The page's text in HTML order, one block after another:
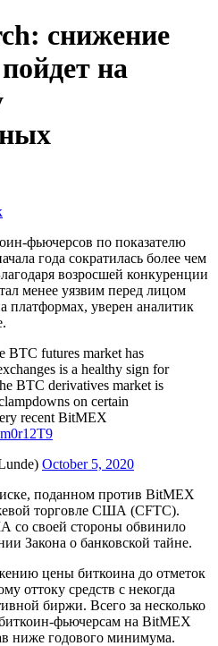
снижение
на
фьючерсов по показателю
года сократилась более чем
возросшей конкуренции
менее уязвим перед лицом
платформах, уверен аналитик
BTC futures market has
is a healthy sign for
BTC derivatives market is
on certain
recent BitMEX
October 5, 2020
поданном против BitMEX
торговле США (CFTC).
своей стороны обвинило
Закона о банковской тайне.
цены биткоина до отметок
оттоку средств с некогда
биржи. Всего за несколько
фьючерсам на BitMEX
ниже годового минимума.